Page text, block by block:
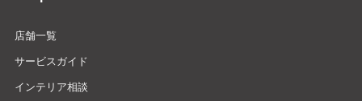
店舗一覧
サービスガイド
インテリア相談